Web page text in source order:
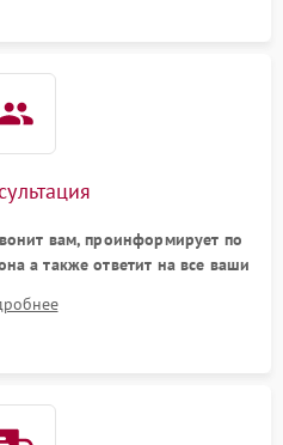
вам, проинформирует по
а также ответит на все ваши